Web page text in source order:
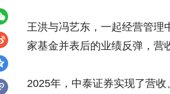
王洪与冯艺东，一起经营管理
家基金并表后的业绩反弹，营
2025年，中泰证券实现了营收